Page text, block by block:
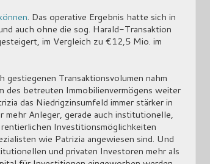
. Das operative Ergebnis hatte sich in
auch ohne die sog. Harald-Transaktion
im Vergleich zu €12,5 Mio. im
gestiegenen Transaktionsvolumen nahm
des betreuten Immobilienvermögens weiter
das Niedrigzinsumfeld immer stärker in
mehr Anleger, gerade auch institutionelle,
Investitionsmöglichkeiten
wie Patrizia angewiesen sind. Und
und privaten Investoren mehr als